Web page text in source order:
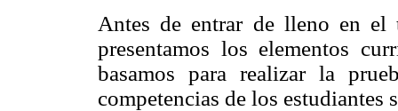
Antes de entrar de lleno en el
presentamos los elementos
basamos para realizar la
competencias de los estudiantes